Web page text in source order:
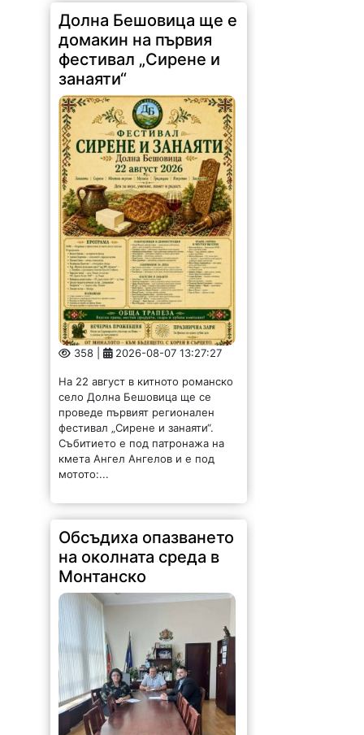
Долна Бешовица ще е
домакин на първия
фестивал „Сирене и
занаяти“
358 | 2026-08-07 13:27:27
На 22 август в китното романско
село Долна Бешовица ще се
проведе първият регионален
фестивал „Сирене и занаяти“.
Събитието е под патронажа на
кмета Ангел Ангелов и е под
мотото:...
Обсъдиха опазването
на околната среда в
Монтанско